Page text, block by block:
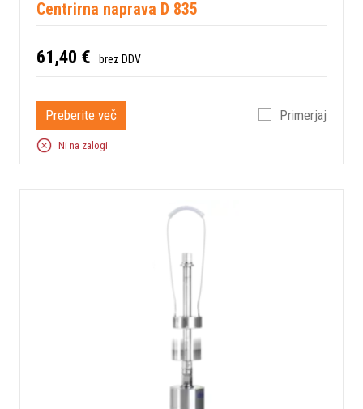
Centrirna naprava D 835
61,40 € brez DDV
Preberite več Primerjaj
Ni na zalogi